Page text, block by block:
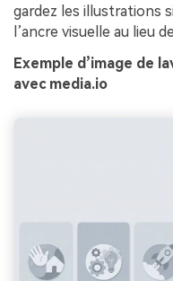
gardez les illustrations
l’ancre visuelle au lieu
Exemple d’image de
avec media.io